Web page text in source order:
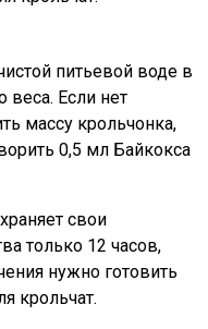
питьевой воде в
веса. Если нет
массу крольчонка,
0,5 мл Байкокса
свои
только 12 часов,
нужно готовить
крольчат.